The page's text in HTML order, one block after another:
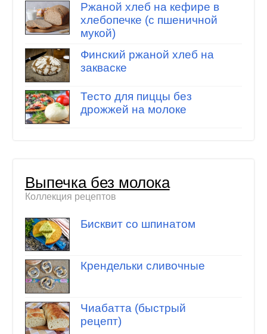
Ржаной хлеб на кефире в
хлебопечке (с пшеничной
мукой)
Финский ржаной хлеб на
закваске
Тесто для пиццы без
дрожжей на молоке
Выпечка без молока
Коллекция рецептов
Бисквит со шпинатом
Крендельки сливочные
Чиабатта (быстрый
рецепт)